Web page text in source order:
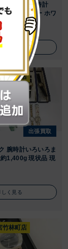
ズン）懐中時計
ルバーカラー ホワ
しく見る
竹林町店
出張買取
腕時計いろいろま
1,400g 現状品 現
しく見る
竹林町店